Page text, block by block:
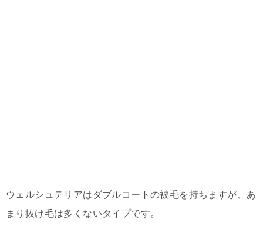
ウェルシュテリアはダブルコートの被毛を持ちますが、あ
まり抜け毛は多くないタイプです。